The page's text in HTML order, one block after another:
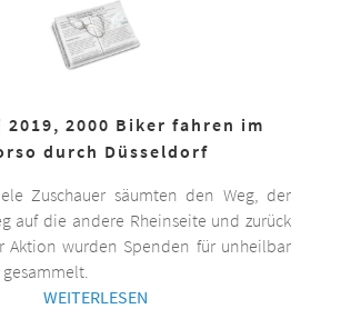
2019, 2000 Biker fahren im
durch Düsseldorf
Zuschauer säumten den Weg, der
auf die andere Rheinseite und zurück
Aktion wurden Spenden für unheilbar
WEITERLESEN